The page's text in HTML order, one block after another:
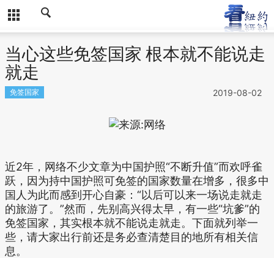
当心这些免签国家 根本就不能说走
就走
2019-08-02
免签国家
近2年，网络不少文章为中国护照“不断升值”而欢呼雀
跃，因为持中国护照可免签的国家数量在增多，很多中
国人为此而感到开心自豪：“以后可以来一场说走就走
的旅游了。”然而，先别高兴得太早，有一些“坑爹”的
免签国家，其实根本就不能说走就走。下面就列举一
些，请大家出行前还是务必查清楚目的地所有相关信
息。